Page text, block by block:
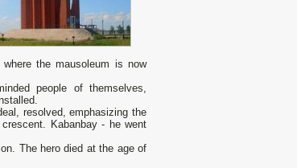
the mausoleum is now
people of themselves,
resolved, emphasizing the
Kabanbay - he went
The hero died at the age of